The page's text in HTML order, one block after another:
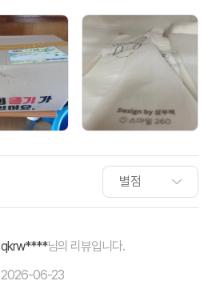
qkrw****님의 리뷰입니다.
2026-06-23